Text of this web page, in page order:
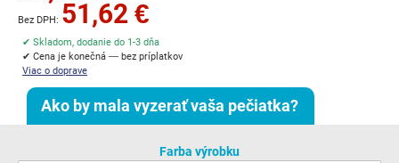
obrázkov
51,62 €
✔ Skladom, dodanie do 1-3 dňa
✔ Cena je konečná — bez príplatkov
Viac o doprave
Ako by mala vyzerať vaša pečiatka?
Farba výrobku